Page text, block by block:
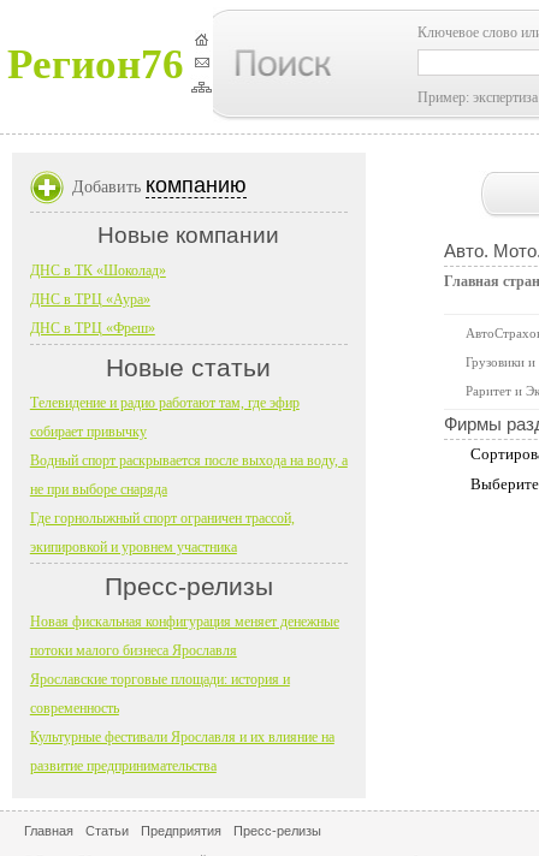
Регион76
Ключевое слово
Пример:
Авто.
Главная
Грузовики
Раритет и
Фирмы
Добавить компанию
Новые компании
ДНС в ТК «Шоколад»
ДНС в ТРЦ «Аура»
ДНС в ТРЦ «Фреш»
Новые статьи
Телевидение и радио работают там, где эфир
собирает привычку
Водный спорт раскрывается после выхода на воду, а
не при выборе снаряда
Где горнолыжный спорт ограничен трассой,
экипировкой и уровнем участника
Пресс-релизы
Новая фискальная конфигурация меняет денежные
потоки малого бизнеса Ярославля
Ярославские торговые площади: история и
современность
Культурные фестивали Ярославля и их влияние на
развитие предпринимательства
Главная Статьи Предприятия Пресс-релизы